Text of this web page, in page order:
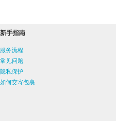
新手指南
服务流程
常见问题
隐私保护
如何交寄包裹